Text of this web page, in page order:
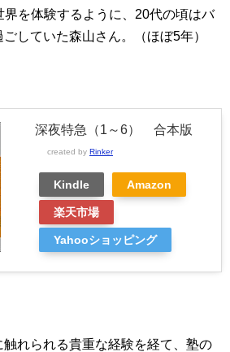
界を体験するように、20代の頃はバ
していた森山さん。（ほぼ5年）
深夜特急（1～6） 合本版
created by Rinker
Kindle Amazon
楽天市場
Yahooショッピング
れられる貴重な経験を経て、塾の